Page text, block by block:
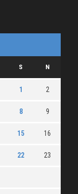
S N
1 2
8 9
15 16
22 23